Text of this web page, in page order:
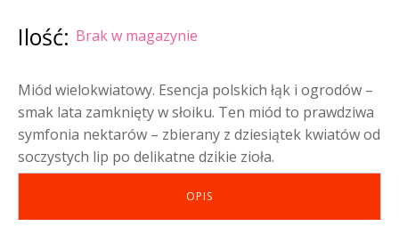
Ilość: Brak w magazynie
Miód wielokwiatowy. Esencja polskich łąk i ogrodów –
smak lata zamknięty w słoiku. Ten miód to prawdziwa
symfonia nektarów – zbierany z dziesiątek kwiatów od
soczystych lip po delikatne dzikie zioła.
OPIS